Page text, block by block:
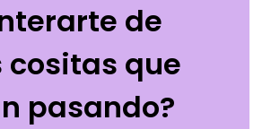
de
cositas que
pasando?